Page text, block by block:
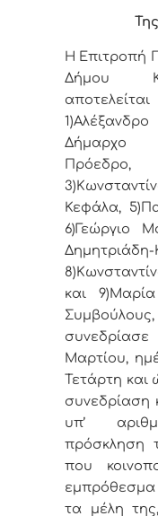
Η Επιτροπή
Δήμου
Δήμαρχο
Πρόεδρο,
Κεφάλα,
6)Γεώργιο
Δημητριάδη-
και
Μαρτίου,
Τετάρτη και
συνεδρίαση
υπ’
πρόσκληση
που
τα μέλη